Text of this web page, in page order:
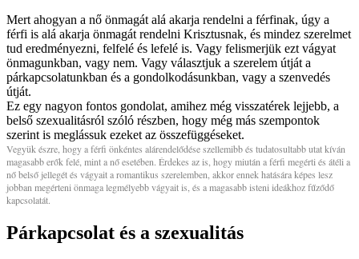
Mert ahogyan a nő önmagát alá akarja rendelni a férfinak, úgy a
férfi is alá akarja önmagát rendelni Krisztusnak, és mindez szerelmet
tud eredményezni, felfelé és lefelé is. Vagy felismerjük ezt vágyat
önmagunkban, vagy nem. Vagy választjuk a szerelem útját a
párkapcsolatunkban és a gondolkodásunkban, vagy a szenvedés
útját.
Ez egy nagyon fontos gondolat, amihez még visszatérek lejjebb, a
belső szexualitásról szóló részben, hogy még más szempontok
szerint is meglássuk ezeket az összefüggéseket.
Vegyük észre, hogy a férfi önkéntes alárendelődése szellemibb és tudatosultabb utat kíván
magasabb erők felé, mint a nő esetében. Érdekes az is, hogy miután a férfi megérti és átéli a
nő belső jellegét és vágyait a romantikus szerelemben, akkor ennek hatására képes lesz
jobban megérteni önmaga legmélyebb vágyait is, és a magasabb isteni ideákhoz fűződő
kapcsolatát.
Párkapcsolat és a szexualitás